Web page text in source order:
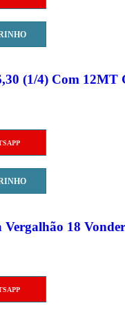
(1/4) Com 12MT
Vergalhão 18 Vonder